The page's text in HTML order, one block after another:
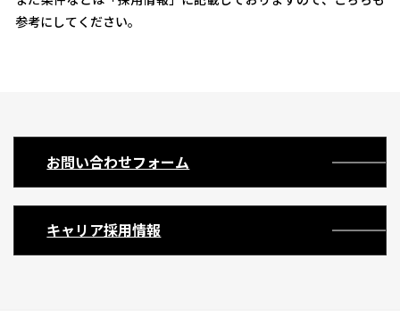
参考にしてください。
お問い合わせフォーム
キャリア採用情報